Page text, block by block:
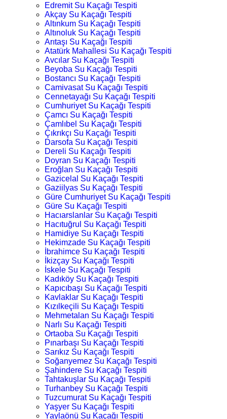
Edremit Su Kaçağı Tespiti
Akçay Su Kaçağı Tespiti
Altınkum Su Kaçağı Tespiti
Altınoluk Su Kaçağı Tespiti
Arıtaşı Su Kaçağı Tespiti
Atatürk Mahallesi Su Kaçağı Tespiti
Avcılar Su Kaçağı Tespiti
Beyoba Su Kaçağı Tespiti
Bostancı Su Kaçağı Tespiti
Camivasat Su Kaçağı Tespiti
Cennetayağı Su Kaçağı Tespiti
Cumhuriyet Su Kaçağı Tespiti
Çamcı Su Kaçağı Tespiti
Çamlıbel Su Kaçağı Tespiti
Çıkrıkçı Su Kaçağı Tespiti
Darsofa Su Kaçağı Tespiti
Dereli Su Kaçağı Tespiti
Doyran Su Kaçağı Tespiti
Eroğlan Su Kaçağı Tespiti
Gazicelal Su Kaçağı Tespiti
Gaziilyas Su Kaçağı Tespiti
Güre Cumhuriyet Su Kaçağı Tespiti
Güre Su Kaçağı Tespiti
Hacıarslanlar Su Kaçağı Tespiti
Hacıtuğrul Su Kaçağı Tespiti
Hamidiye Su Kaçağı Tespiti
Hekimzade Su Kaçağı Tespiti
İbrahimce Su Kaçağı Tespiti
İkizçay Su Kaçağı Tespiti
İskele Su Kaçağı Tespiti
Kadıköy Su Kaçağı Tespiti
Kapıcıbaşı Su Kaçağı Tespiti
Kavlaklar Su Kaçağı Tespiti
Kızılkeçili Su Kaçağı Tespiti
Mehmetalan Su Kaçağı Tespiti
Narlı Su Kaçağı Tespiti
Ortaoba Su Kaçağı Tespiti
Pınarbaşı Su Kaçağı Tespiti
Sarıkız Su Kaçağı Tespiti
Soğanyemez Su Kaçağı Tespiti
Şahindere Su Kaçağı Tespiti
Tahtakuşlar Su Kaçağı Tespiti
Turhanbey Su Kaçağı Tespiti
Tuzcumurat Su Kaçağı Tespiti
Yaşyer Su Kaçağı Tespiti
Yaylaönü Su Kaçağı Tespiti